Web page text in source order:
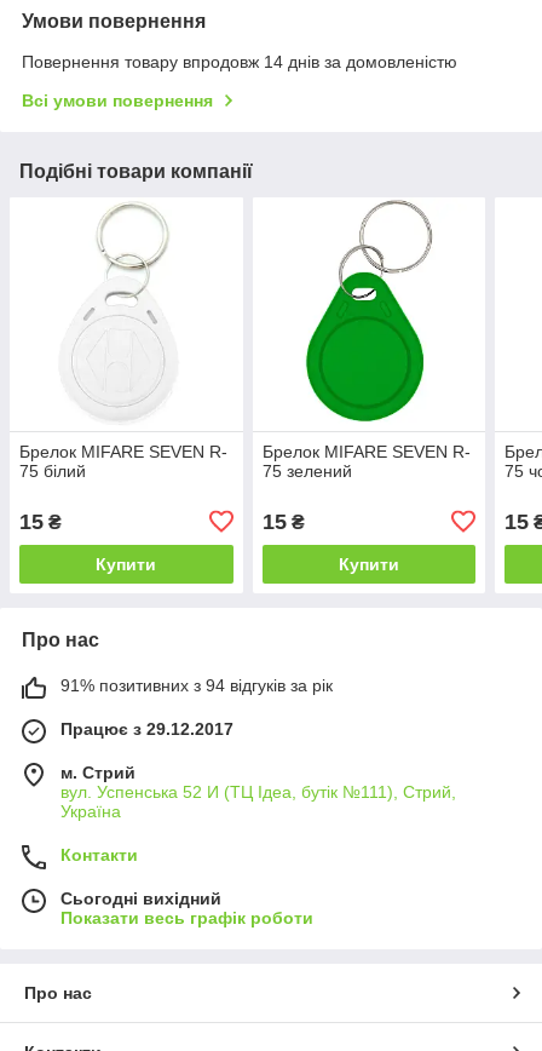
Умови повернення
Повернення товару впродовж 14 днів за домовленістю
Всі умови повернення
Подібні товари компанії
Брелок MIFARE SEVEN R-
75 білий
15 ₴
Купити
Брелок MIFARE SEVEN R-
75 зелений
15₴
Купити
75
15
Про нас
91% позитивних з 94 відгуків за рік
Працює з 29.12.2017
м. Стрий
вул. Успенська 52 И (ТЦ Ідеа, бутік №111), Стрий,
Україна
Контакти
Сьогодні вихідний
Показати весь графік роботи
Про нас